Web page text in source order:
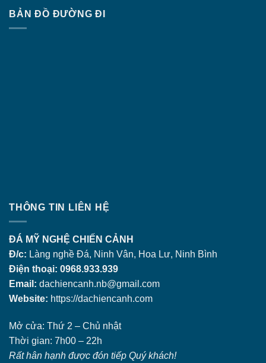
BẢN ĐỒ ĐƯỜNG ĐI
THÔNG TIN LIÊN HỆ
ĐÁ MỸ NGHỆ CHIẾN CẢNH
Đ/c: Làng nghề Đá, Ninh Vân, Hoa Lư, Ninh Bình
Điện thoại: 0968.933.939
Email: dachiencanh.nb@gmail.com
Website: https://dachiencanh.com
Mở cửa: Thứ 2 – Chủ nhật
Thời gian: 7h00 – 22h
Rất hân hạnh được đón tiếp Quý khách!